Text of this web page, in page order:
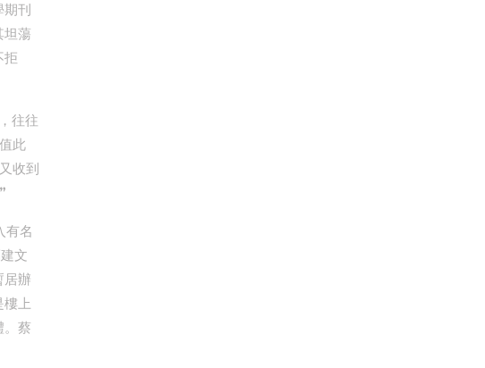
刊
坦蕩
拒
往往
此
收到
有名
文
居辦
樓上
。蔡